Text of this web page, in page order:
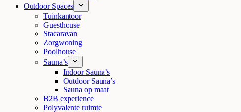
Outdoor Spaces
Tuinkantoor
Guesthouse
Stacaravan
Zorgwoning
Poolhouse
Sauna’s
Indoor Sauna’s
Outdoor Sauna’s
Sauna op maat
B2B experience
Polyvalente ruimte